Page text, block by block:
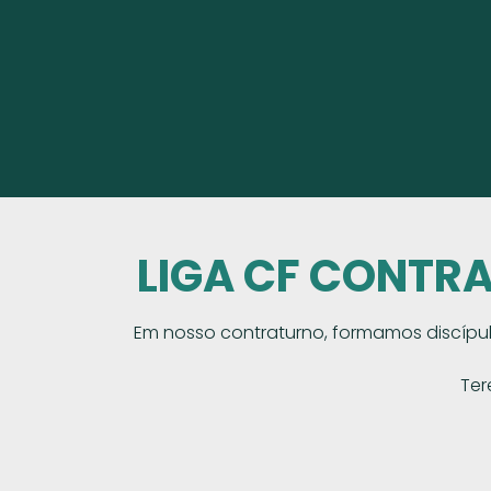
LIGA CF
Em nosso contraturno, formamos